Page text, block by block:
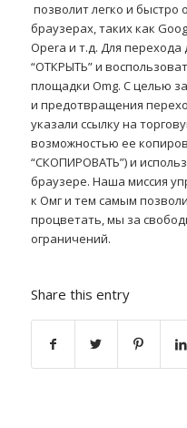
позволит легко и
браузерах, таких как
Opera и т.д. Для перехода
“ОТКРЫТЬ” и
площадки Omg. С целью
и предотвращения
указали ссылку на
возможностью ее
“СКОПИРОВАТЬ”) и
браузере. Наша миссия
к Омг и тем самым
процветать, мы за
ограничений.
Share this entry